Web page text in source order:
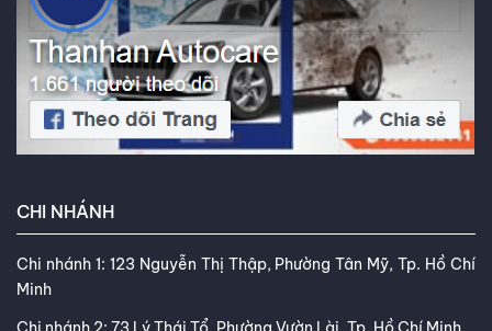
CHI NHÁNH
Chi nhánh 1: 123 Nguyễn Thị Thập, Phường Tân Mỹ, Tp. Hồ Chí
Minh